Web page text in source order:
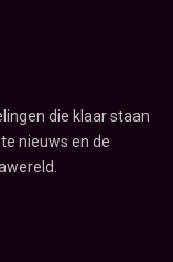
die klaar staan
nieuws en de